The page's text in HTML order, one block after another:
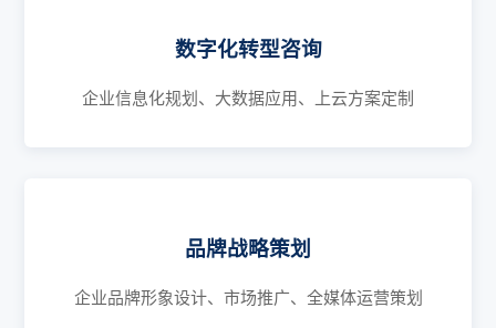
数字化转型咨询
企业信息化规划、大数据应用、上云方案定制
品牌战略策划
企业品牌形象设计、市场推广、全媒体运营策划